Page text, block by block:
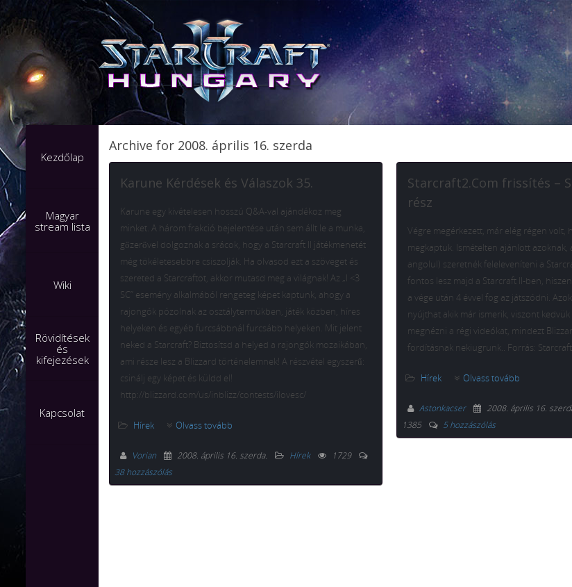
Kezdőlap
Magyar
stream lista
Wiki
Rövidítések
és
kifejezések
Kapcsolat
Archive for 2008. április 16. szerda
Karune Kérdések és Válaszok 35.
Karune egy kivételesen hosszú Q&A-val ajándékoz meg
minket. A három frakció bejelentése után sem állt le a munka,
gőzerővel dolgoznak a srácok, hogy a Starcraft II játékmenetét
még tökéletesebbre csiszolják. Ha olvasod ezt a szöveget és
szereted a Starcraftot, akkor mutasd meg a világnak! Az „I <3
SC” esemény alkalmából rengeteg képet kaptunk, ahogy a
rajongók pózolnak az osztálytermükben, játék közben, híres
helyeken és egyéb furcsábbnál furcsább helyeken. Mit jelent
neked a Starcraft? Biztosítsd a helyed a rajongók mozaikában,
ami része lesz a Blizzard történelemnek! A részvétel egyszerű:
csinálj egy képet és küldd el!
http://blizzard.com/us/inblizz/contests/ilovesc/
Hírek Olvass tovább
Vorian 2008. április 16. szerda. Hírek
1729
38 hozzászólás
Starcraft2.Com frissítés –
rész
Végre megérkezett, már elég régen volt,
megkaptuk. Ismételten ajánlott azoknak,
angolul) szeretnék feleleveníteni a
fontos lesz majd a Starcraft II-ben,
a vége után 4 évvel fog az játszódni.
nyújthat akik már ismerik, viszont
megnézni a régi videókat, mindezt
fordításnak nekiugrunk.. Forrás:
Hírek Olvass tovább
Astonkacser 2008. április 16.
1385
5 hozzászólás